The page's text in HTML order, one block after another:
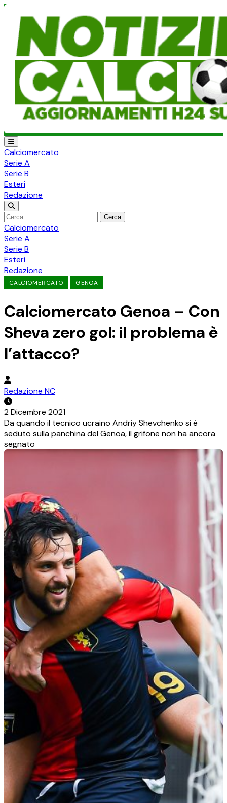
Calciomercato
Serie A
Serie B
Esteri
Redazione
Cerca
Calciomercato
Serie A
Serie B
Esteri
Redazione
CALCIOMERCATO GENOA
Calciomercato Genoa – Con
Sheva zero gol: il problema è
l’attacco?
Redazione NC
2 Dicembre 2021
Da quando il tecnico ucraino Andriy Shevchenko si è
seduto sulla panchina del Genoa, il grifone non ha ancora
segnato